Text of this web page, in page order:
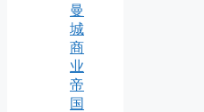
曼
城
商
业
帝
国